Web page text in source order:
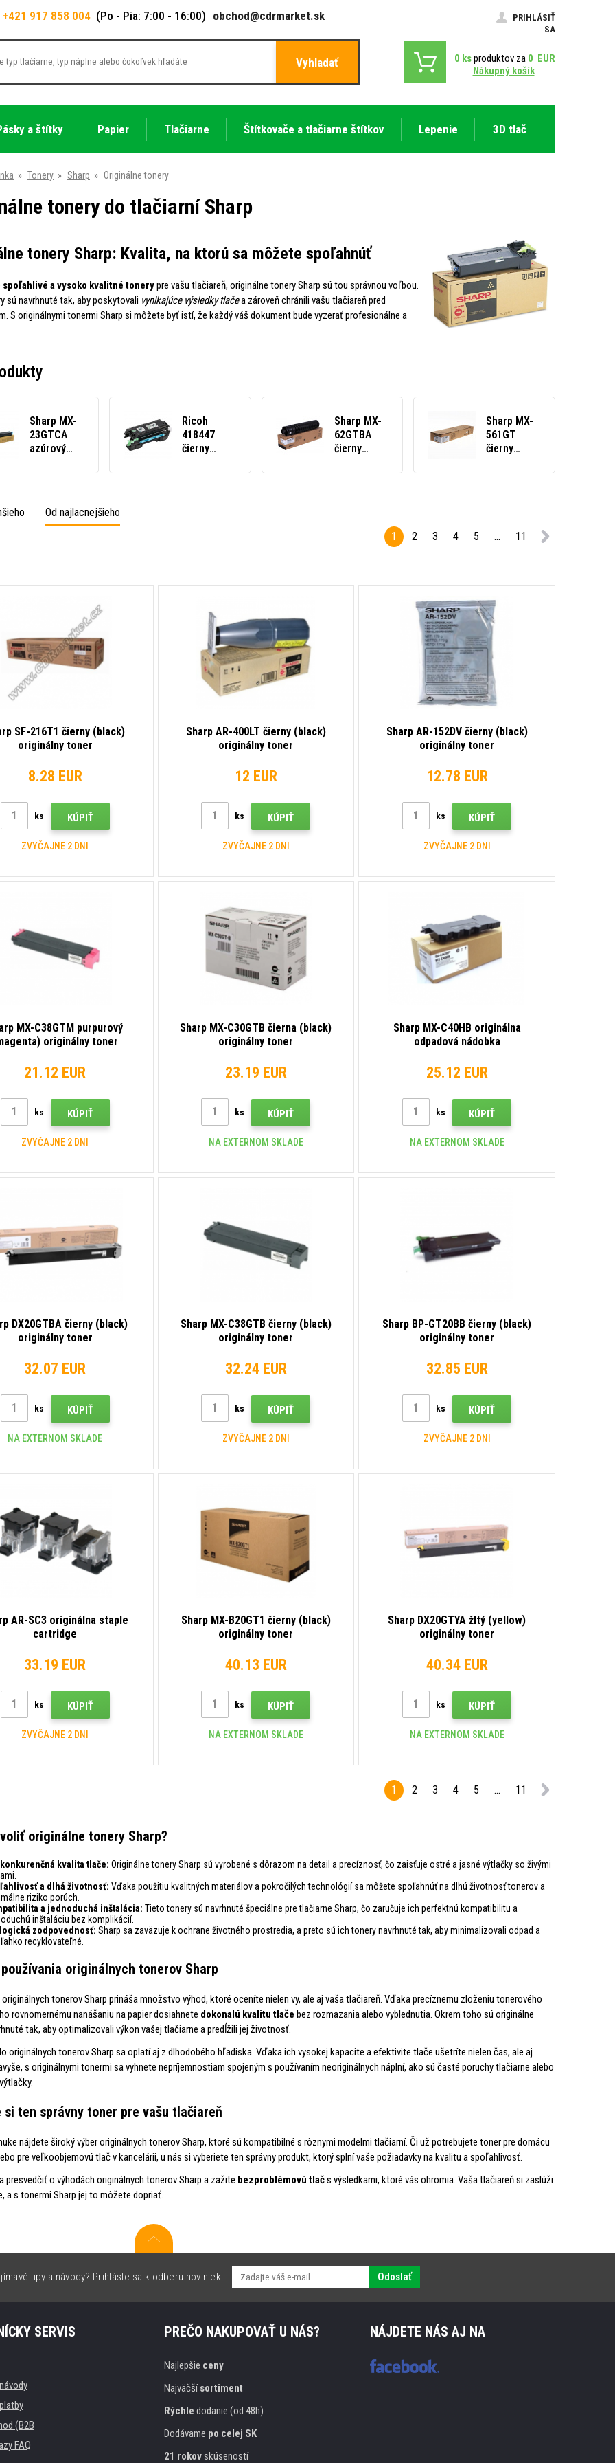
+421 917 858 004 (Po - Pia: 7:00 - 16:00) obchod@cdrmarket.sk
PRIHLÁSIŤ
SA
Vyhladať 0 ksproduktov za 0 EUR
Nákupný košík
a štítky Papier Tlačiarne Štítkovače a tlačiarne štítkov Lepenie 3D tlač
» Tonery » Sharp » Originálne tonery
tonery do tlačiarní Sharp
tonery Sharp: Kvalita, na ktorú sa môžete spoľahnúť
spoľahlivé a vysoko kvalitné tonerypre vašu tlačiareň, originálne tonery Sharp sú tou správnou voľbou.
sú navrhnuté tak, aby poskytovali vynikajúce výsledky tlačea zároveň chránili vašu tlačiareň pred
S originálnymi tonermi Sharp si môžete byť istí, že každý váš dokument bude vyzerať profesionálne a
Sharp MX-
23GTCA
azúrový
originálny
Ricoh
418447
čierny
originálny
Sharp MX-
62GTBA
čierny
originálny
Sharp MX-
561GT
čierny
originálny
Od najlacnejšieho
1
2 3 4 5 ... 11
SF-216T1 čierny (black)
originálny toner
8.28 EUR
ks KÚPIŤ
ZVYČAJNE 2 DNI
Sharp AR-400LT čierny (black)
originálny toner
12 EUR
ks KÚPIŤ
ZVYČAJNE 2 DNI
Sharp AR-152DV čierny (black)
originálny toner
12.78 EUR
ks KÚPIŤ
ZVYČAJNE 2 DNI
MX-C38GTM purpurový
originálny toner
21.12 EUR
ks KÚPIŤ
ZVYČAJNE 2 DNI
Sharp MX-C30GTB čierna (black)
originálny toner
23.19 EUR
ks KÚPIŤ
NA EXTERNOM SKLADE
Sharp MX-C40HB originálna
odpadová nádobka
25.12 EUR
ks KÚPIŤ
NA EXTERNOM SKLADE
DX20GTBA čierny (black)
originálny toner
32.07 EUR
ks KÚPIŤ
NA EXTERNOM SKLADE
Sharp MX-C38GTB čierny (black)
originálny toner
32.24 EUR
ks KÚPIŤ
ZVYČAJNE 2 DNI
Sharp BP-GT20BB čierny (black)
originálny toner
32.85 EUR
ks KÚPIŤ
ZVYČAJNE 2 DNI
AR-SC3 originálna staple
cartridge
33.19 EUR
ks KÚPIŤ
ZVYČAJNE 2 DNI
Sharp MX-B20GT1 čierny (black)
originálny toner
40.13 EUR
ks KÚPIŤ
NA EXTERNOM SKLADE
Sharp DX20GTYA žltý (yellow)
originálny toner
40.34 EUR
ks KÚPIŤ
NA EXTERNOM SKLADE
1 2 3 4 5 ... 11
originálne tonery Sharp?
kvalita tlače: Originálne tonery Sharp sú vyrobené s dôrazom na detail a precíznosť, čo zaisťuje ostré a jasné výtlačky so živými
a dlhá životnosť: Vďaka použitiu kvalitných materiálov a pokročilých technológií sa môžete spoľahnúť na dlhú životnosť tonerov a
riziko porúch.
a jednoduchá inštalácia: Tieto tonery sú navrhnuté špeciálne pre tlačiarne Sharp, čo zaručuje ich perfektnú kompatibilitu a
inštaláciu bez komplikácií.
zodpovednosť: Sharp sa zaväzuje k ochrane životného prostredia, a preto sú ich tonery navrhnuté tak, aby minimalizovali odpad a
recyklovateľné.
originálnych tonerov Sharp
tonerov Sharp prináša množstvo výhod, ktoré oceníte nielen vy, ale aj vaša tlačiareň. Vďaka precíznemu zloženiu tonerového
rovnomernému nanášaniu na papier dosiahnete dokonalú kvalitu tlače bez rozmazania alebo vyblednutia. Okrem toho sú originálne
tak, aby optimalizovali výkon vašej tlačiarne a predĺžili jej životnosť.
originálnych tonerov Sharp sa oplatí aj z dlhodobého hľadiska. Vďaka ich vysokej kapacite a efektivite tlače ušetríte nielen čas, ale aj
s originálnymi tonermi sa vyhnete nepríjemnostiam spojeným s používaním neoriginálnych náplní, ako sú časté poruchy tlačiarne alebo
si ten správny toner pre vašu tlačiareň
nájdete široký výber originálnych tonerov Sharp, ktoré sú kompatibilné s rôznymi modelmi tlačiarní. Či už potrebujete toner pre domácu
pre veľkoobjemovú tlač v kancelárii, u nás si vyberiete ten správny produkt, ktorý splní vaše požiadavky na kvalitu a spoľahlivosť.
presvedčiť o výhodách originálnych tonerov Sharp a zažite bezproblémovú tlačs výsledkami, ktoré vás ohromia. Vaša tlačiareň si zaslúži
a s tonermi Sharp jej to môžete dopriať.
tipy a návody? Prihláste sa k odberu noviniek. Odoslať
SERVIS
(B2B
FAQ
PREČO NAKUPOVAŤ U NÁS?
Najlepšie ceny
Najväčšísortiment
Rýchle dodanie (od 48h)
Dodávame po celej SK
21 rokovskúseností
NÁJDETE NÁS AJ NA